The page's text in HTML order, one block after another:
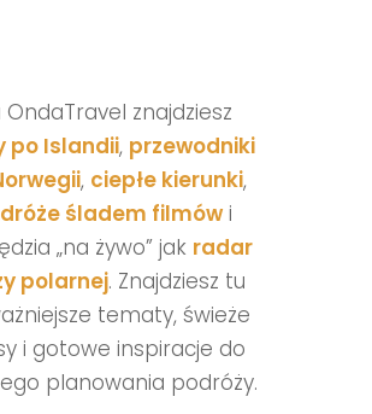
OndaTravel znajdziesz
po Islandii, przewodniki
, ciepłe kierunki,
śladem filmów i
„na żywo” jak radar
polarnej. Znajdziesz tu
tematy, świeże
i gotowe inspiracje do
planowania podróży.